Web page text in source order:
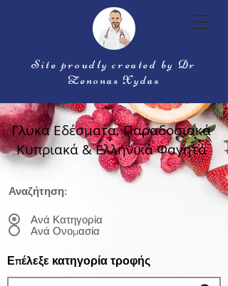
Site proudly created by Dr
Zenonas Xydas
Γλυκά Εδέσματα, Παραδοσιακά
Κυπριακά & Ελληνικά Φαγητά
Αναζήτηση:
Ανά Κατηγορία
Ανά Ονομασία
Επέλεξε κατηγορία τροφής